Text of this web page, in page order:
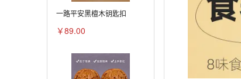
一路平安黑檀木钥匙扣
￥89.00